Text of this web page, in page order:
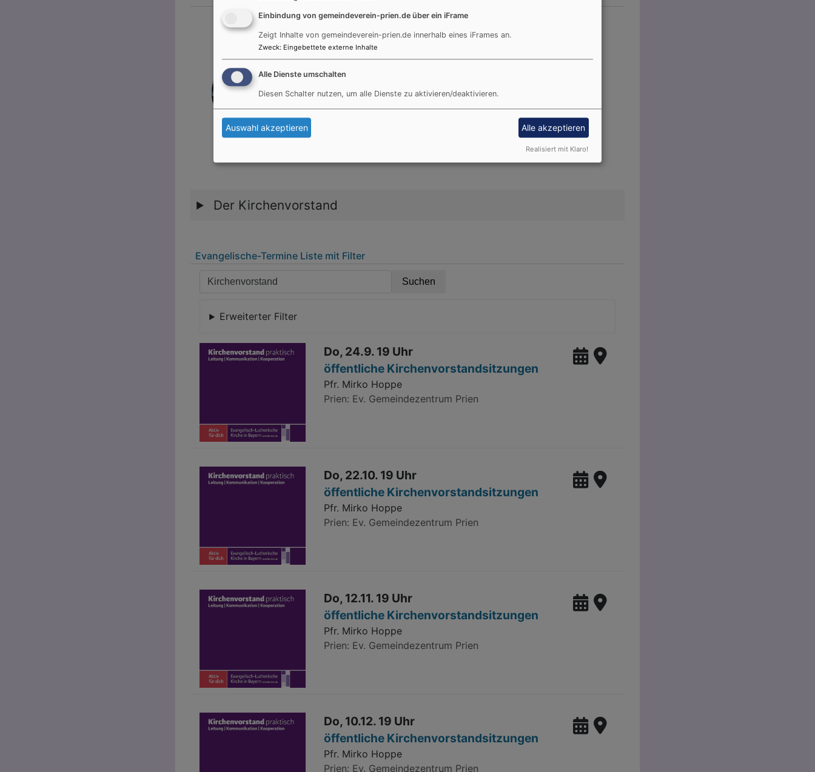
Jugendreferentin Marielis Adami
Tel.: 0171 977 0193
mail:jugendreferenten@ej-bap.de
Der Kirchenvorstand
Evangelische-Termine Liste mit Filter
Erweiterter Filter
Do, 24.9. 19 Uhr
öffentliche Kirchenvorstandsitzungen
Pfr. Mirko Hoppe
Prien Ev. Gemeindezentrum Prien
Do, 22.10. 19 Uhr
öffentliche Kirchenvorstandsitzungen
Pfr. Mirko Hoppe
Prien Ev. Gemeindezentrum Prien
Do, 12.11. 19 Uhr
öffentliche Kirchenvorstandsitzungen
Pfr. Mirko Hoppe
Prien Ev. Gemeindezentrum Prien
Do, 10.12. 19 Uhr
öffentliche Kirchenvorstandsitzungen
Pfr. Mirko Hoppe
Prien Ev. Gemeindezentrum Prien
Einbindung von gemeindeverein-prien.de über ein iFrame
Zeigt Inhalte von gemeindeverein-prien.de innerhalb eines iFrames an.
Zweck: Eingebettete externe Inhalte
Alle Dienste umschalten
Diesen Schalter nutzen, um alle Dienste zu aktivieren/deaktivieren.
Auswahl akzeptieren Alle akzeptieren
Realisiert mit Klaro!